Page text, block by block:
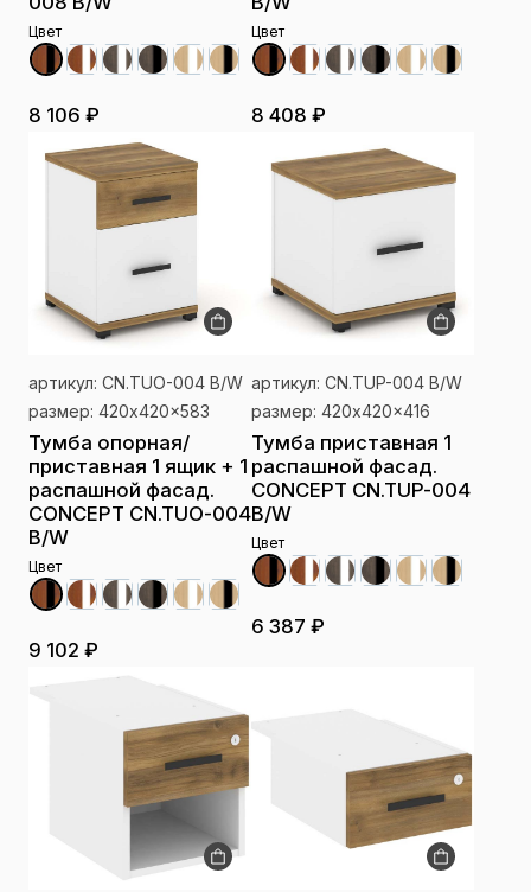
Цвет
8 106 ₽
Цвет
8 408 ₽
артикул: CN.TUO-004 B/W
размер: 420x420x583
Тумба опорная/
приставная 1 ящик + 1
распашной фасад.
CONCEPT CN.TUO-004
B/W
Цвет
9 102 ₽
артикул: CN.TUP-004 B/W
размер: 420x420x416
Тумба приставная 1
распашной фасад.
CONCEPT CN.TUP-004
B/W
Цвет
6 387 ₽